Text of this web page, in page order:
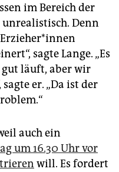
im Bereich der
Denn
sagte Lange. „Es
läuft, aber wir
er. „Da ist der
auch ein
um 16.30 Uhr vor
will. Es fordert